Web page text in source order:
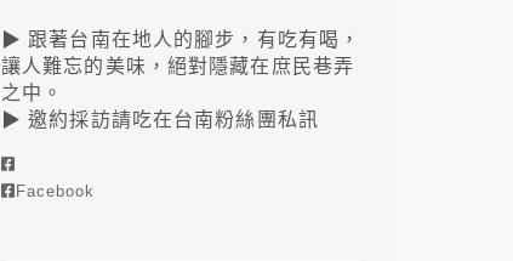
▶ 跟著台南在地人的腳步，有吃有喝，
讓人難忘的美味，絕對隱藏在庶民巷弄
之中。
▶ 邀約採訪請吃在台南粉絲團私訊
Facebook